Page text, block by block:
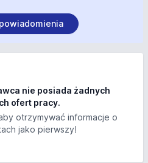
nie posiada żadnych
ofert pracy.
otrzymywać informacje o
jako pierwszy!